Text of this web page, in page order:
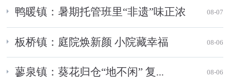
鸭暖镇：暑期托管班里“非遗”味正浓 08-07
板桥镇：庭院焕新颜 小院藏幸福 08-06
蓼泉镇：葵花归仓“地不闲” 复... 08-06